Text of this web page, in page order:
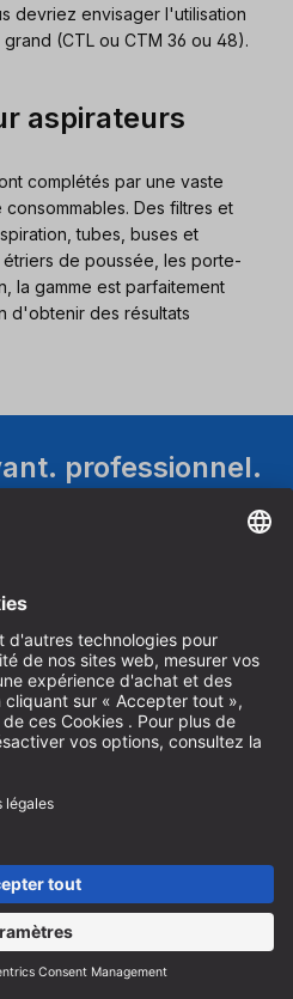
devriez envisager l'utilisation
(CTL ou CTM 36 ou 48).
aspirateurs
complétés par une vaste
Des filtres et
tubes, buses et
de poussée, les porte-
la gamme est parfaitement
d'obtenir des résultats
professionnel.
! Chez nous, vous trouverez
pour le travail du bois.
newsletter et recevoir les
nos produits, vous devez
cookies